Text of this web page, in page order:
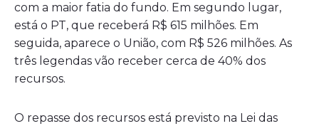
com a maior fatia do fundo. Em segundo lugar,
está o PT, que receberá R$ 615 milhões. Em
seguida, aparece o União, com R$ 526 milhões. As
três legendas vão receber cerca de 40% dos
recursos.
O repasse dos recursos está previsto na Lei das